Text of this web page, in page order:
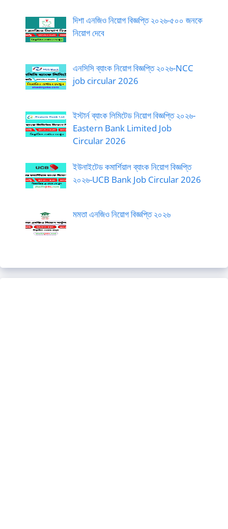
দিশা এনজিও নিয়োগ বিজ্ঞপ্তি ২০২৬-৫০০ জনকে
নিয়োগ দেবে
এনসিসি ব্যাংক নিয়োগ বিজ্ঞপ্তি ২০২৬-NCC
job circular 2026
ইস্টার্ন ব্যাংক লিমিটেড নিয়োগ বিজ্ঞপ্তি ২০২৬-
Eastern Bank Limited Job
Circular 2026
ইউনাইটেড কমার্শিয়াল ব্যাংক নিয়োগ বিজ্ঞপ্তি
২০২৬-UCB Bank Job Circular 2026
মমতা এনজিও নিয়োগ বিজ্ঞপ্তি ২০২৬